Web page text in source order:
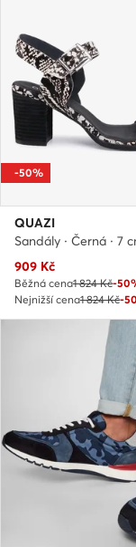
-50%
QUAZI
Sandály · Černá · 7
Aktuální cena
909 Kč
Běžná cena1 824 Kč-
Nejnižší cena1 824 Kč-